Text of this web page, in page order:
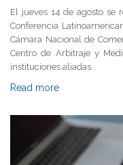
El jueves 14 de agosto se
Conferencia
Cámara Nacional de
Centro de Arbitraje y
instituciones aliadas.
Read more